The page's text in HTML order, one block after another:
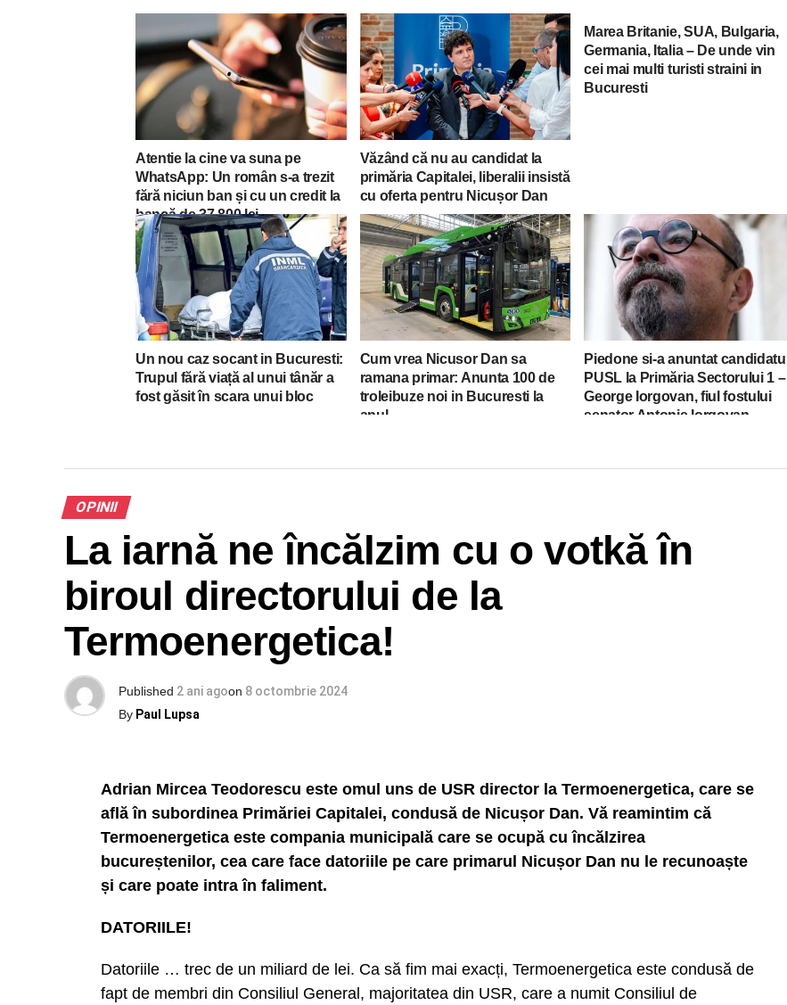
Atentie la cine va suna pe
WhatsApp: Un român s-a trezit
fără niciun ban și cu un credit la
bancă de 37.800 lei
Văzând că nu au candidat la
primăria Capitalei, liberalii insistă
cu oferta pentru Nicușor Dan
Marea Britanie, SUA, Bulgaria,
Germania, Italia – De unde vin
cei mai multi turisti straini in
Bucuresti
Un nou caz socant in Bucuresti:
Trupul fără viață al unui tânăr a
fost găsit în scara unui bloc
Cum vrea Nicusor Dan sa
ramana primar: Anunta 100 de
troleibuze noi in Bucuresti la
anul
Piedone si-a anuntat candidatul
PUSL la Primăria Sectorului 1 –
George Iorgovan, fiul fostului
senator Antonie Iorgovan
OPINII
La iarnă ne încălzim cu o votkă în
biroul directorului de la
Termoenergetica!
Published 2 ani agoon 8 octombrie 2024
By Paul Lupsa
Adrian Mircea Teodorescu este omul uns de USR director la Termoenergetica, care se
află în subordinea Primăriei Capitalei, condusă de Nicușor Dan. Vă reamintim că
Termoenergetica este compania municipală care se ocupă cu încălzirea
bucureștenilor, cea care face datoriile pe care primarul Nicușor Dan nu le recunoaște
și care poate intra în faliment.
DATORIILE!
Datoriile … trec de un miliard de lei. Ca să fim mai exacți, Termoenergetica este condusă de
fapt de membri din Consiliul General, majoritatea din USR, care a numit Consiliul de